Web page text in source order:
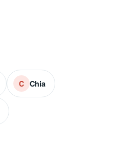
C Chia